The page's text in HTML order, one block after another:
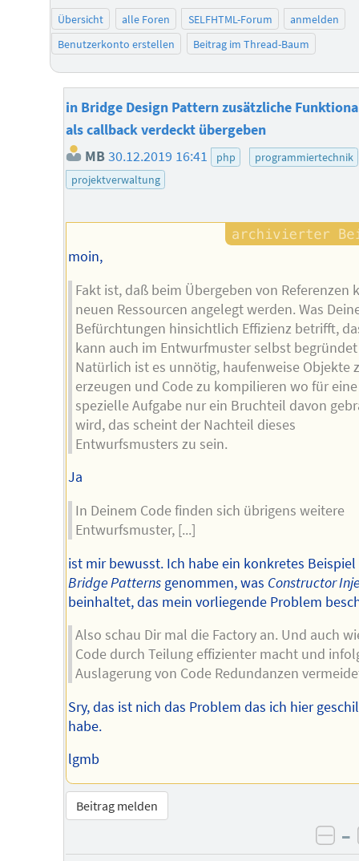
Übersicht alle Foren SELFHTML-Forum
anmelden
Benutzerkonto erstellen
Beitrag im Thread-Baum
in Bridge Design Pattern zusätzliche
als callback verdeckt übergeben
MB30.12.2019 16:41 php
programmiertechnik
projektverwaltung
moin,
Fakt ist, daß beim Übergeben von Referenzen
neuen Ressourcen angelegt werden. Was
Befürchtungen hinsichtlich Effizienz betrifft,
kann auch im Entwurfmuster selbst
Natürlich ist es unnötig, haufenweise Objekte
erzeugen und Code zu kompilieren wo für eine
spezielle Aufgabe nur ein Bruchteil davon
wird, das scheint der Nachteil dieses
Entwurfsmusters zu sein.
Ja
In Deinem Code finden sich übrigens weitere
Entwurfsmuster, [...]
ist mir bewusst. Ich habe ein konkretes Beispiel
Bridge Patternsgenommen, was Constructor
beinhaltet, das mein vorliegende Problem
Also schau Dir mal die Factory an. Und auch
Code durch Teilung effizienter macht und
Auslagerung von Code Redundanzen
Sry, das ist nich das Problem das ich hier
habe.
lgmb
Beitrag melden
–